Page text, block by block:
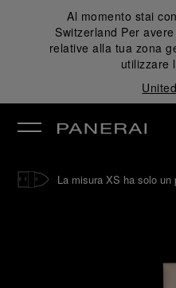
Al momento stai
Switzerland Per
relative alla tua zona
utilizzare
La misura XS ha solo un